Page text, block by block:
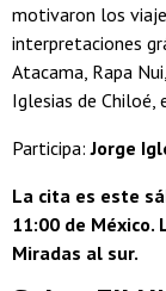
motivaron los
interpretaciones
Atacama, Rapa
Iglesias de Chiloé,
Participa:Jorge
La cita es este
11:00 de
Miradas al sur.